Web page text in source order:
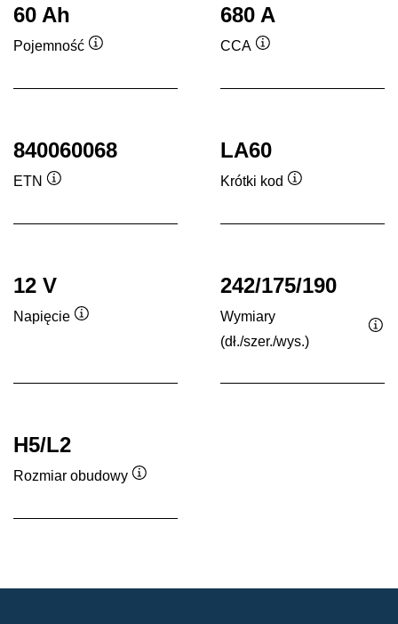
60 Ah
Pojemność
680 A
CCA
840060068
ETN
LA60
Krótki kod
12 V
Napięcie
242/175/190
Wymiary
(dł./szer./wys.)
H5/L2
Rozmiar obudowy